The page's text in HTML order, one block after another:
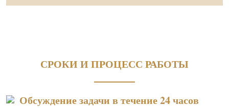
СРОКИ И ПРОЦЕСС РАБОТЫ
Обсуждение задачи в течение 24 часов